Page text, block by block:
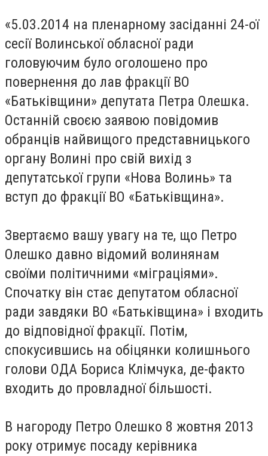
«5.03.2014 на пленарному засіданні 24-ої
сесії Волинської обласної ради
головуючим було оголошено про
повернення до лав фракції ВО
«Батьківщини» депутата Петра Олешка.
Останній своєю заявою повідомив
обранців найвищого представницького
органу Волині про свій вихід з
депутатської групи «Нова Волинь» та
вступ до фракції ВО «Батьківщина».
Звертаємо вашу увагу на те, що Петро
Олешко давно відомий волинянам
своїми політичними «міграціями».
Спочатку він стає депутатом обласної
ради завдяки ВО «Батьківщина» і входить
до відповідної фракції. Потім,
спокусившись на обіцянки колишнього
голови ОДА Бориса Клімчука, де-факто
входить до провладної більшості.
В нагороду Петро Олешко 8 жовтня 2013
року отримує посаду керівника